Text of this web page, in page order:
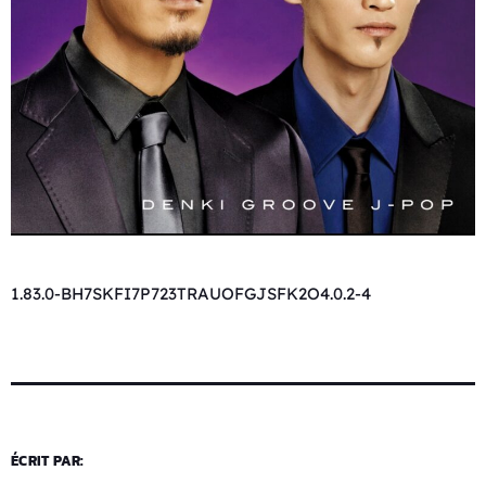
1.83.0-BH7SKFI7P723TRAUOFGJSFK2O4.0.2-4
ÉCRIT PAR: